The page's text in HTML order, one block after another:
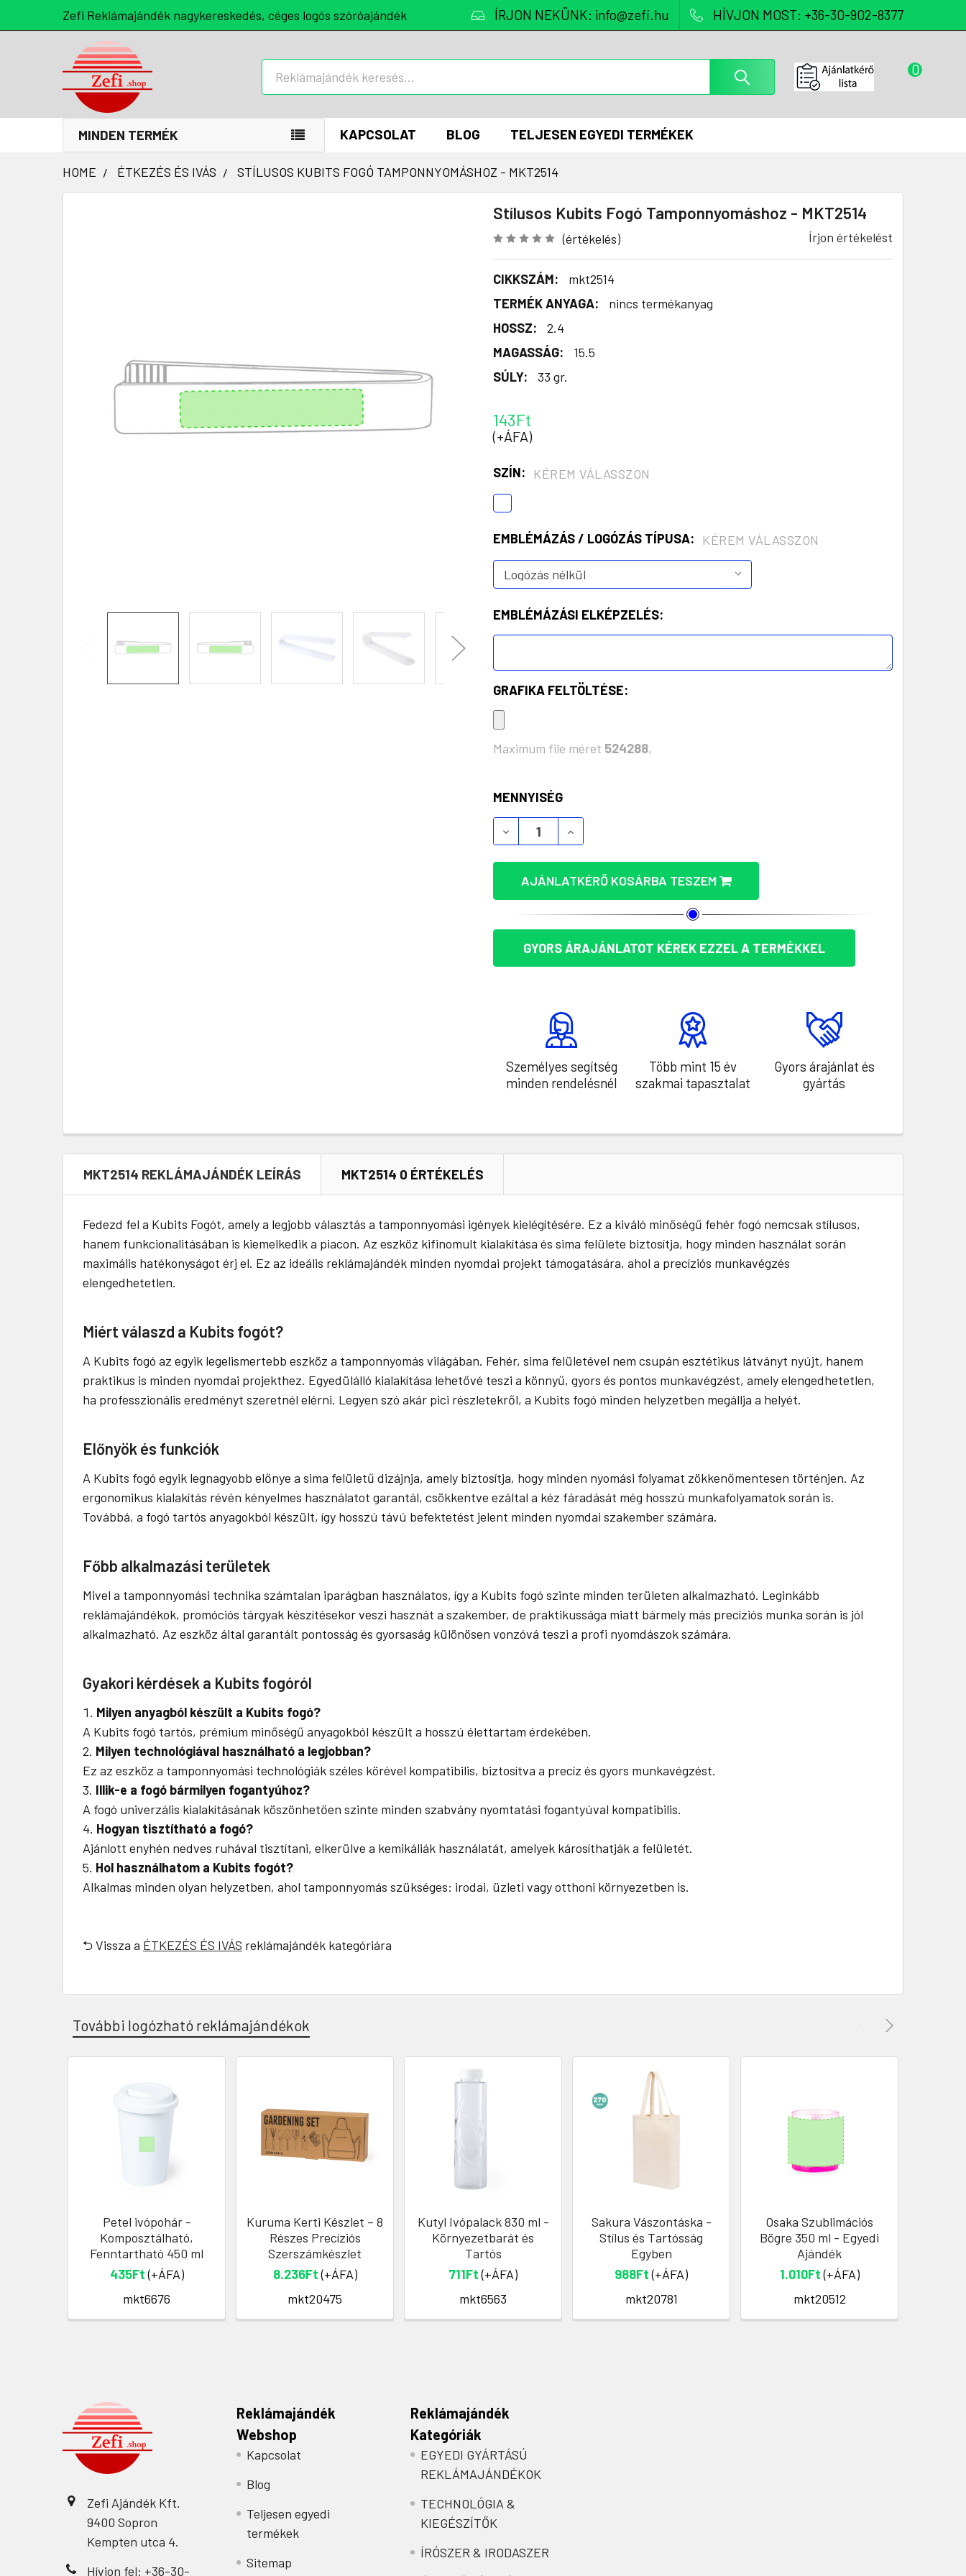
Zefi Reklámajándék nagykereskedés, céges logós szóróajándék ÍRJON NEKÜNK: info@zefi.hu HÍVJON MOST: +36-30-902-8377
0
MINDEN TERMÉK KAPCSOLAT BLOG TELJESEN EGYEDI TERMÉKEK
HOME ÉTKEZÉS ÉS IVÁS STÍLUSOS KUBITS FOGÓ TAMPONNYOMÁSHOZ - MKT2514
Stílusos Kubits Fogó Tamponnyomáshoz - MKT2514
(értékelés) Írjon értékelést
CIKKSZÁM:
mkt2514
TERMÉK ANYAGA:
nincs termékanyag
HOSSZ:
2.4
MAGASSÁG:
15.5
SÚLY:
33 gr.
143Ft
(+ÁFA)
SZÍN: KÉREM VÁLASSZON
EMBLÉMÁZÁS / LOGÓZÁS TÍPUSA: KÉREM VÁLASSZON
EMBLÉMÁZÁSI ELKÉPZELÉS:
GRAFIKA FELTÖLTÉSE:
Maximum file méret 524288,
KÉSZLET:
MENNYISÉG
STÍLUSOS KUBITS FOGÓ TAMPONNYOMÁSHOZ - MKT2514 MENNYISÉGÉNEK
STÍLUSOS KUBITS FOGÓ TAMPONNYOMÁSHOZ - MKT2514
AJÁNLATKÉRŐ KOSÁRBA TESZEM
GYORS ÁRAJÁNLATOT KÉREK EZZEL A TERMÉKKEL
Személyes segítség
minden rendelésnél
Több mint 15 év
szakmai tapasztalat
Gyors árajánlat és
gyártás
MKT2514 REKLÁMAJÁNDÉK LEÍRÁS MKT2514 0 ÉRTÉKELÉS
Fedezd fel a Kubits Fogót, amely a legjobb választás a tamponnyomási igények kielégítésére. Ez a kiváló minőségű fehér fogó nemcsak stílusos,
hanem funkcionalitásában is kiemelkedik a piacon. Az eszköz kifinomult kialakítása és sima felülete biztosítja, hogy minden használat során
maximális hatékonyságot érj el. Ez az ideális reklámajándék minden nyomdai projekt támogatására, ahol a precíziós munkavégzés
elengedhetetlen.
Miért válaszd a Kubits fogót?
A Kubits fogó az egyik legelismertebb eszköz a tamponnyomás világában. Fehér, sima felületével nem csupán esztétikus látványt nyújt, hanem
praktikus is minden nyomdai projekthez. Egyedülálló kialakítása lehetővé teszi a könnyű, gyors és pontos munkavégzést, amely elengedhetetlen,
ha professzionális eredményt szeretnél elérni. Legyen szó akár pici részletekről, a Kubits fogó minden helyzetben megállja a helyét.
Előnyök és funkciók
A Kubits fogó egyik legnagyobb előnye a sima felületű dizájnja, amely biztosítja, hogy minden nyomási folyamat zökkenőmentesen történjen. Az
ergonomikus kialakítás révén kényelmes használatot garantál, csökkentve ezáltal a kéz fáradását még hosszú munkafolyamatok során is.
Továbbá, a fogó tartós anyagokból készült, így hosszú távú befektetést jelent minden nyomdai szakember számára.
Főbb alkalmazási területek
Mivel a tamponnyomási technika számtalan iparágban használatos, így a Kubits fogó szinte minden területen alkalmazható. Leginkább
reklámajándékok, promóciós tárgyak készítésekor veszi hasznát a szakember, de praktikussága miatt bármely más precíziós munka során is jól
alkalmazható. Az eszköz által garantált pontosság és gyorsaság különösen vonzóvá teszi a profi nyomdászok számára.
Gyakori kérdések a Kubits fogóról
Milyen anyagból készült a Kubits fogó?
A Kubits fogó tartós, prémium minőségű anyagokból készült a hosszú élettartam érdekében.
Milyen technológiával használható a legjobban?
Ez az eszköz a tamponnyomási technológiák széles körével kompatibilis, biztosítva a precíz és gyors munkavégzést.
Illik-e a fogó bármilyen fogantyúhoz?
A fogó univerzális kialakításának köszönhetően szinte minden szabvány nyomtatási fogantyúval kompatibilis.
Hogyan tisztítható a fogó?
Ajánlott enyhén nedves ruhával tisztítani, elkerülve a kemikáliák használatát, amelyek károsíthatják a felületét.
Hol használhatom a Kubits fogót?
Alkalmas minden olyan helyzetben, ahol tamponnyomás szükséges: irodai, üzleti vagy otthoni környezetben is.
⮌ Vissza a ÉTKEZÉS ÉS IVÁS reklámajándék kategóriára
További logózható reklámajándékok
Petel ivópohár -
Komposztálható,
Fenntartható 450 ml
435Ft(+ÁFA)
mkt6676
Kuruma Kerti Készlet – 8
Részes Precíziós
Szerszámkészlet
8.236Ft(+ÁFA)
mkt20475
Kutyl Ivópalack 830 ml -
Környezetbarát és
Tartós
711Ft(+ÁFA)
mkt6563
Sakura Vászontáska -
Stílus és Tartósság
Egyben
988Ft(+ÁFA)
mkt20781
Osaka Szublimációs
Bögre 350 ml - Egyedi
Ajándék
1.010Ft(+ÁFA)
mkt20512
Zefi Ajándék Kft.
9400 Sopron
Kempten utca 4.
Hívjon fel: +36-30-
Reklámajándék
Webshop
Kapcsolat
Blog
Teljesen egyedi
termékek
Sitemap
Reklámajándék
Kategóriák
EGYEDI GYÁRTÁSÚ
REKLÁMAJÁNDÉKOK
TECHNOLÓGIA &
KIEGÉSZÍTŐK
ÍRÓSZER & IRODASZER